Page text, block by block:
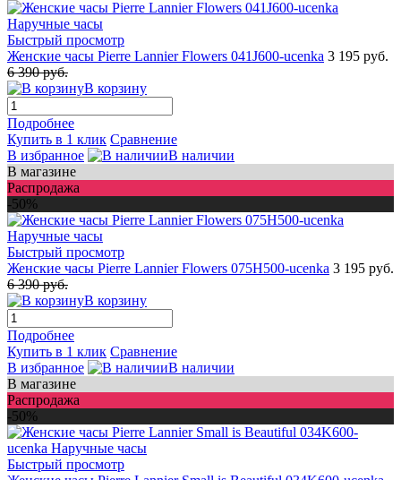
Быстрый просмотр
Женские часы Pierre Lannier Flowers 041J600-ucenka 3 195 руб.
6 390 руб.
В корзину
Подробнее
Купить в 1 клик Сравнение
В избранное
В наличии
В магазине
Распродажа
-50%
Быстрый просмотр
Женские часы Pierre Lannier Flowers 075H500-ucenka 3 195 руб.
6 390 руб.
В корзину
Подробнее
Купить в 1 клик Сравнение
В избранное
В наличии
В магазине
Распродажа
-50%
Быстрый просмотр